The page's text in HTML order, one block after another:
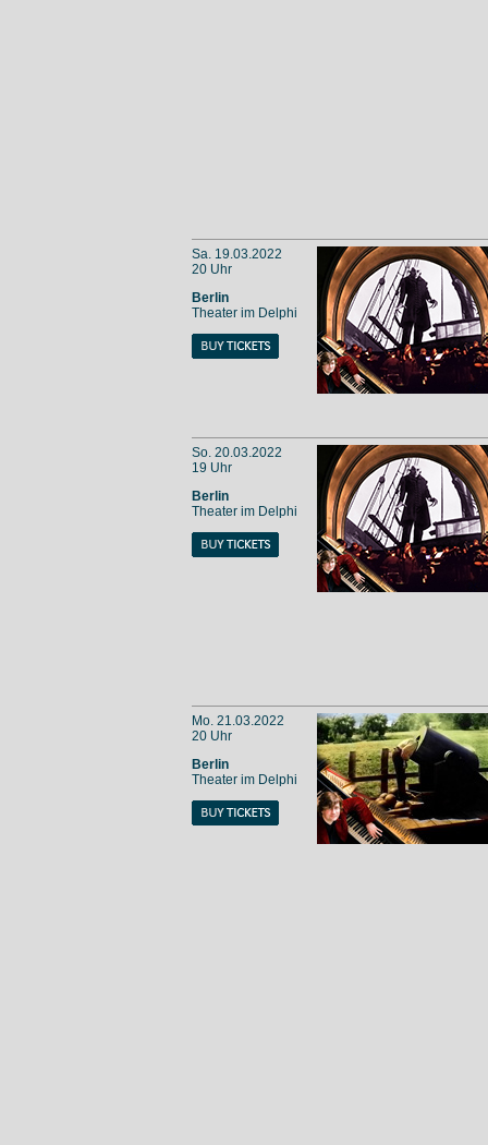
Sa. 19.03.2022
20 Uhr
Berlin
Theater im Delphi
So. 20.03.2022
19 Uhr
Berlin
Theater im Delphi
Mo. 21.03.2022
20 Uhr
Berlin
Theater im Delphi